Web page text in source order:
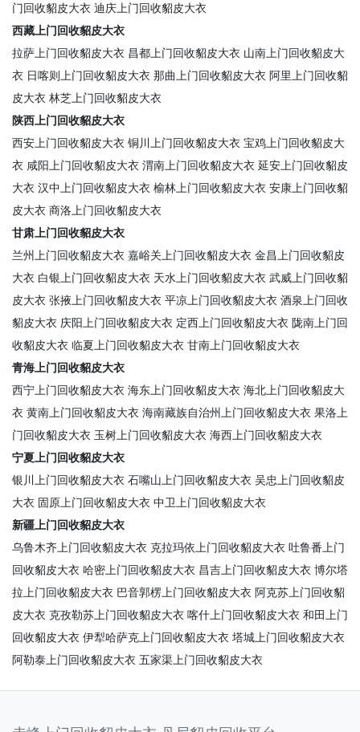
门回收貂皮大衣 迪庆上门回收貂皮大衣
西藏上门回收貂皮大衣
拉萨上门回收貂皮大衣 昌都上门回收貂皮大衣 山南上门回收貂皮大
衣 日喀则上门回收貂皮大衣 那曲上门回收貂皮大衣 阿里上门回收貂
皮大衣 林芝上门回收貂皮大衣
陕西上门回收貂皮大衣
西安上门回收貂皮大衣 铜川上门回收貂皮大衣 宝鸡上门回收貂皮大
衣 咸阳上门回收貂皮大衣 渭南上门回收貂皮大衣 延安上门回收貂皮
大衣 汉中上门回收貂皮大衣 榆林上门回收貂皮大衣 安康上门回收貂
皮大衣 商洛上门回收貂皮大衣
甘肃上门回收貂皮大衣
兰州上门回收貂皮大衣 嘉峪关上门回收貂皮大衣 金昌上门回收貂皮
大衣 白银上门回收貂皮大衣 天水上门回收貂皮大衣 武威上门回收貂
皮大衣 张掖上门回收貂皮大衣 平凉上门回收貂皮大衣 酒泉上门回收
貂皮大衣 庆阳上门回收貂皮大衣 定西上门回收貂皮大衣 陇南上门回
收貂皮大衣 临夏上门回收貂皮大衣 甘南上门回收貂皮大衣
青海上门回收貂皮大衣
西宁上门回收貂皮大衣 海东上门回收貂皮大衣 海北上门回收貂皮大
衣 黄南上门回收貂皮大衣 海南藏族自治州上门回收貂皮大衣 果洛上
门回收貂皮大衣 玉树上门回收貂皮大衣 海西上门回收貂皮大衣
宁夏上门回收貂皮大衣
银川上门回收貂皮大衣 石嘴山上门回收貂皮大衣 吴忠上门回收貂皮
大衣 固原上门回收貂皮大衣 中卫上门回收貂皮大衣
新疆上门回收貂皮大衣
乌鲁木齐上门回收貂皮大衣 克拉玛依上门回收貂皮大衣 吐鲁番上门
回收貂皮大衣 哈密上门回收貂皮大衣 昌吉上门回收貂皮大衣 博尔塔
拉上门回收貂皮大衣 巴音郭楞上门回收貂皮大衣 阿克苏上门回收貂
皮大衣 克孜勒苏上门回收貂皮大衣 喀什上门回收貂皮大衣 和田上门
回收貂皮大衣 伊犁哈萨克上门回收貂皮大衣 塔城上门回收貂皮大衣
阿勒泰上门回收貂皮大衣 五家渠上门回收貂皮大衣